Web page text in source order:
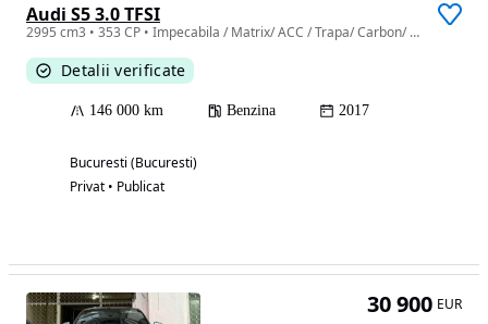
Audi S5 3.0 TFSI
2995 cm3 • 353 CP • Impecabila / Matrix/ ACC / Trapa/ Carbon/ Bang & Olufsen
Detalii verificate
146 000 km Benzina 2017
Bucuresti (Bucuresti)
Privat • Publicat
30 900 EUR